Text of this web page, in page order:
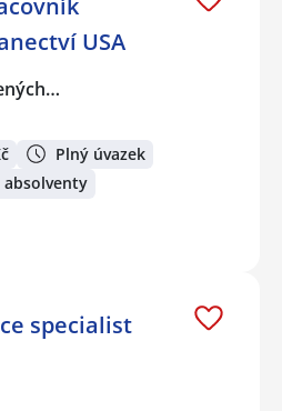
USA
Plný úvazek
specialist